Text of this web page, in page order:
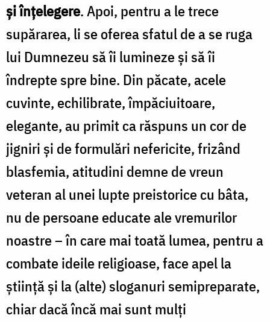
și înțelegere. Apoi, pentru a le trece
supărarea, li se oferea sfatul de a se ruga
lui Dumnezeu să îi lumineze și să îi
îndrepte spre bine. Din păcate, acele
cuvinte, echilibrate, împăciuitoare,
elegante, au primit ca răspuns un cor de
jigniri și de formulări nefericite, frizând
blasfemia, atitudini demne de vreun
veteran al unei lupte preistorice cu bâta,
nu de persoane educate ale vremurilor
noastre – în care mai toată lumea, pentru a
combate ideile religioase, face apel la
știință și la (alte) sloganuri semipreparate,
chiar dacă încă mai sunt mulți